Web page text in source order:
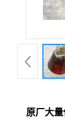
原厂大